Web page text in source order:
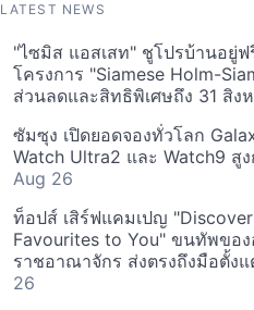
LATEST NEWS
"ไซมิส แอสเสท" ชูโปรบ้านอยู่
โครงการ "Siamese Holm-
ส่วนลดและสิทธิพิเศษถึง 31 สิง
ซัมซุง เปิดยอดจองทั่วโลก
Watch Ultra2 และ Watch9 สู
Aug 26
ท็อปส์ เสิร์ฟแคมเปญ
Favourites to You" ขนทัพขอ
ราชอาณาจักร ส่งตรงถึงมือตั้ง
26